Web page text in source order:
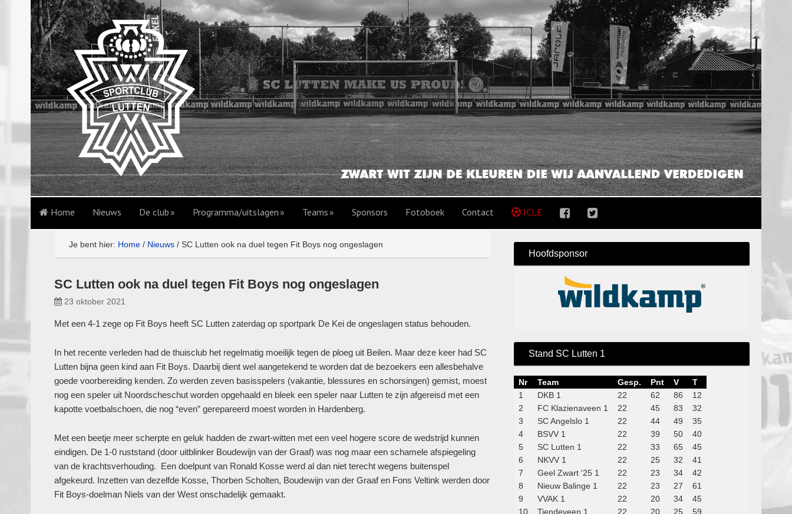
Home Nieuws De club Programma/uitslagen Teams Sponsors Fotoboek Contact JCLE
Je bent hier: Home / Nieuws / SC Lutten ook na duel tegen Fit Boys nog ongeslagen
SC Lutten ook na duel tegen Fit Boys nog ongeslagen
23 oktober 2021
Met een 4-1 zege op Fit Boys heeft SC Lutten zaterdag op sportpark De Kei de ongeslagen status behouden.
In het recente verleden had de thuisclub het regelmatig moeilijk tegen de ploeg uit Beilen. Maar deze keer had SC
Lutten bijna geen kind aan Fit Boys. Daarbij dient wel aangetekend te worden dat de bezoekers een allesbehalve
goede voorbereiding kenden. Zo werden zeven basisspelers (vakantie, blessures en schorsingen) gemist, moest
nog een speler uit Noordscheschut worden opgehaald en bleek een speler naar Lutten te zijn afgereisd met een
kapotte voetbalschoen, die nog “even” gerepareerd moest worden in Hardenberg.
Met een beetje meer scherpte en geluk hadden de zwart-witten met een veel hogere score de wedstrijd kunnen
eindigen. De 1-0 ruststand (door uitblinker Boudewijn van der Graaf) was nog maar een schamele afspiegeling
van de krachtsverhouding. Een doelpunt van Ronald Kosse werd al dan niet terecht wegens buitenspel
afgekeurd. Inzetten van dezelfde Kosse, Thorben Scholten, Boudewijn van der Graaf en Fons Veltink werden door
Fit Boys-doelman Niels van der West onschadelijk gemaakt.
Hoofdsponsor
Stand SC Lutten 1
Nr Team Gesp. Pnt V
T
1
DKB 1 22 62 86
12
2
FC Klazienaveen 1 22 45 83
32
3
SC Angelslo 1 22 44 49
35
4
BSVV 1 22 39 50
40
5
SC Lutten 1 22 33 65
45
6
NKVV 1 22 25 32
41
7
Geel Zwart '25 1 22 23 34
42
8
Nieuw Balinge 1 22 23 27
61
9
VVAK 1 22 20 34
45
10
Tiendeveen 1 22 20 25
59